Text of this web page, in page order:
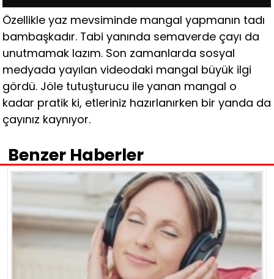
Özellikle yaz mevsiminde mangal yapmanın tadı
bambaşkadır. Tabi yanında semaverde çayı da
unutmamak lazım. Son zamanlarda sosyal
medyada yayılan videodaki mangal büyük ilgi
gördü. Jöle tutuşturucu ile yanan mangal o
kadar pratik ki, etleriniz hazırlanırken bir yanda da
çayınız kaynıyor.
Benzer Haberler